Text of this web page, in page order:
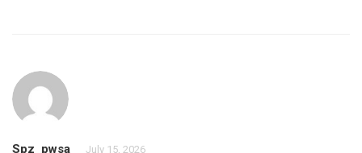
Spz_pwsa July 15, 2026